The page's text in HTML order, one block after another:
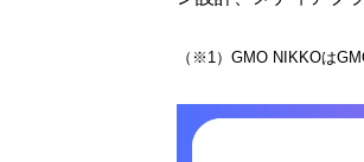
（※1）GMO NIKKOは